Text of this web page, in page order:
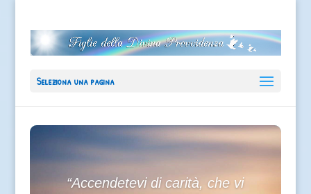
Seleziona una pagina
“Accendetevi di carità, che vi